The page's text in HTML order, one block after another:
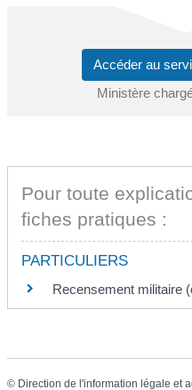
Accéder au
Ministère
Pour toute
fiches pratiques :
PARTICULIERS
Recensement militaire
© Direction de l'information légale et